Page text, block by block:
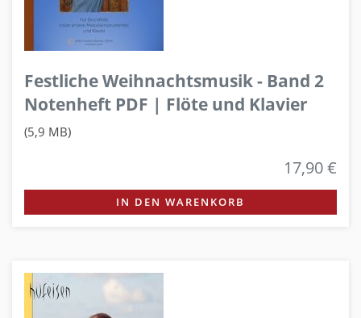
Festliche Weihnachtsmusik - Band 2
Notenheft PDF | Flöte und Klavier
(5,9 MB)
17,90 €
IN DEN WARENKORB